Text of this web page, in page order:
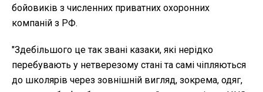
бойовиків з численних приватних охоронних
компаній з РФ.
"Здебільшого це так звані казаки, які нерідко
перебувають у нетверезому стані та самі чіпляються
до школярів через зовнішній вигляд, зокрема, одяг,